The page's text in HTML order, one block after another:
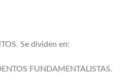
Se dividen en:
FUNDAMENTALISTAS.